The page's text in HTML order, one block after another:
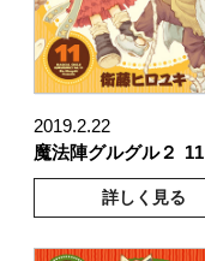
2019.2.22
魔法陣グルグル２
11
詳しく見る